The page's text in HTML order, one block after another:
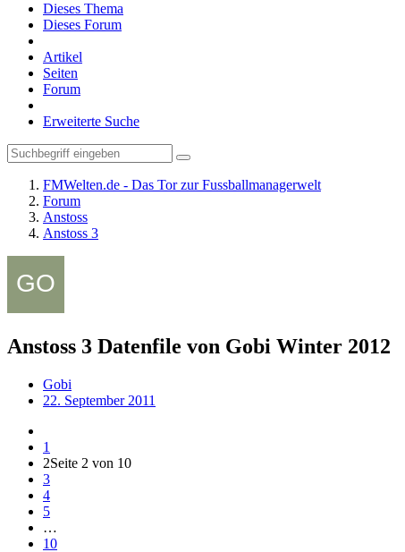
Dieses Thema
Dieses Forum
Artikel
Seiten
Forum
Erweiterte Suche
FMWelten.de - Das Tor zur Fussballmanagerwelt
Forum
Anstoss
Anstoss 3
Anstoss 3 Datenfile von Gobi Winter 2012
Gobi
22. September 2011
1
2Seite 2 von 10
3
4
5
…
10